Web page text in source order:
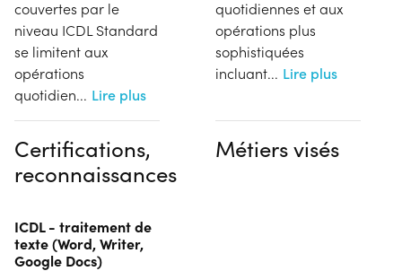
couvertes par le
niveau ICDL Standard
se limitent aux
opérations
quotidien... Lire plus
quotidiennes et aux
opérations plus
sophistiquées
incluant... Lire plus
Certifications,
reconnaissances
ICDL - traitement de
texte (Word, Writer,
Google Docs)
Métiers visés